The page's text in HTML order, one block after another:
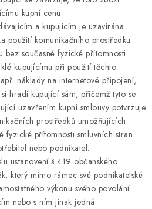
kupní cenu.
a kupujícím je uzavírána
použití komunikačního prostředku
současné fyzické přítomnosti
kupujícímu při použití těchto
náklady na internetové připojení,
hradí kupující sám, přičemž tyto se
uzavřením kupní smlouvy potvrzuje
prostředků umožňujících
fyzické přítomnosti smluvních stran.
nebo podnikatel.
ustanovení § 419 občanského
který mimo rámec své podnikatelské
výkonu svého povolání
nebo s ním jinak jedná.